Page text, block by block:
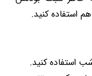
استفاده کنید.
استفاده کنید.